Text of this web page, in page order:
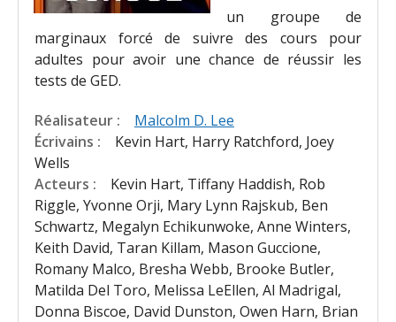
un groupe de
marginaux forcé de suivre des cours pour
adultes pour avoir une chance de réussir les
tests de GED.
Réalisateur :
Malcolm D. Lee
Écrivains :
Kevin Hart, Harry Ratchford, Joey
Wells
Acteurs :
Kevin Hart, Tiffany Haddish, Rob
Riggle, Yvonne Orji, Mary Lynn Rajskub, Ben
Schwartz, Megalyn Echikunwoke, Anne Winters,
Keith David, Taran Killam, Mason Guccione,
Romany Malco, Bresha Webb, Brooke Butler,
Matilda Del Toro, Melissa LeEllen, Al Madrigal,
Donna Biscoe, David Dunston, Owen Harn, Brian